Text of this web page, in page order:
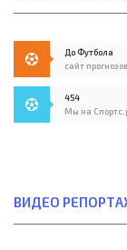
До Футбола
сайт прогнозов
454
Мы на
ВИДЕО